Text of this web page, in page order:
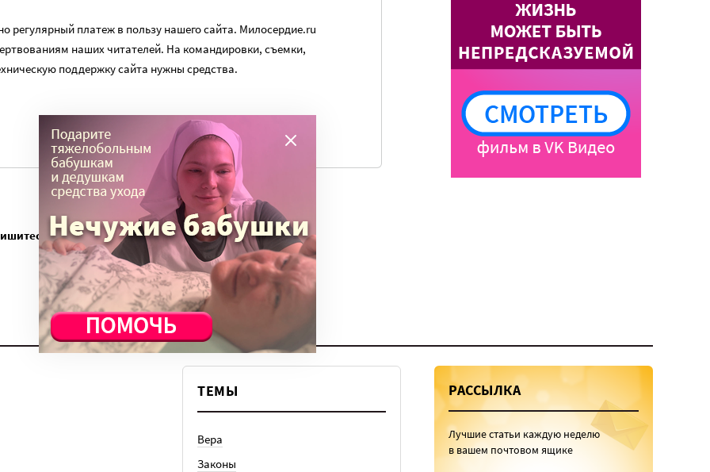
регулярный платеж в пользу нашего сайта. Милосердие.ru
наших читателей. На командировки, съемки,
поддержку сайта нужны средства.
ТЕМЫ
Вера
Законы
РАССЫЛКА
Лучшие статьи каждую неделю
в вашем почтовом ящике